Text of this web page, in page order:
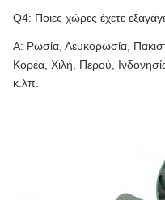
Q4: Ποιες χώρες έχετε
Α: Ρωσία, Λευκορωσία,
Κορέα, Χιλή, Περού,
κ.λπ.